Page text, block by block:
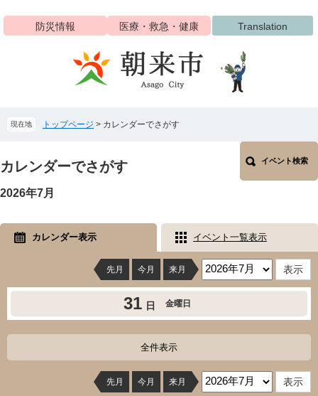
ジ
ュ
へ
防災情報 医療・救急・健康 Translation
現在地 トップページ > カレンダーでさがす
文
カレンダーでさがす イベント検索
2026年7月
カレンダー表示 イベント一覧表示
先月 今月 来月
31 日 金曜日
全件表示
先月 今月 来月